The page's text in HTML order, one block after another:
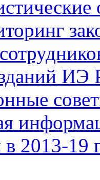
ИЭ
в 2013-19